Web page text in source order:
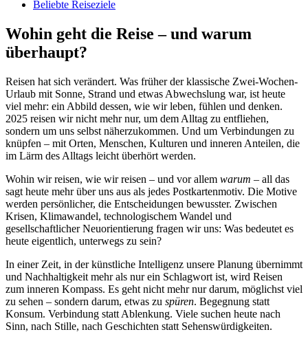
Beliebte Reiseziele
Wohin geht die Reise – und warum
überhaupt?
Reisen hat sich verändert. Was früher der klassische Zwei-Wochen-
Urlaub mit Sonne, Strand und etwas Abwechslung war, ist heute
viel mehr: ein Abbild dessen, wie wir leben, fühlen und denken.
2025 reisen wir nicht mehr nur, um dem Alltag zu entfliehen,
sondern um uns selbst näherzukommen. Und um Verbindungen zu
knüpfen – mit Orten, Menschen, Kulturen und inneren Anteilen, die
im Lärm des Alltags leicht überhört werden.
Wohin wir reisen, wie wir reisen – und vor allem warum – all das
sagt heute mehr über uns aus als jedes Postkartenmotiv. Die Motive
werden persönlicher, die Entscheidungen bewusster. Zwischen
Krisen, Klimawandel, technologischem Wandel und
gesellschaftlicher Neuorientierung fragen wir uns: Was bedeutet es
heute eigentlich, unterwegs zu sein?
In einer Zeit, in der künstliche Intelligenz unsere Planung übernimmt
und Nachhaltigkeit mehr als nur ein Schlagwort ist, wird Reisen
zum inneren Kompass. Es geht nicht mehr nur darum, möglichst viel
zu sehen – sondern darum, etwas zu spüren. Begegnung statt
Konsum. Verbindung statt Ablenkung. Viele suchen heute nach
Sinn, nach Stille, nach Geschichten statt Sehenswürdigkeiten.